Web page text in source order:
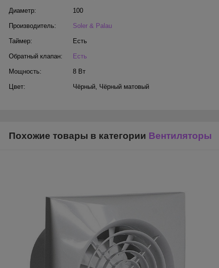
Диаметр: 100
Производитель: Soler & Palau
Таймер: Есть
Обратный клапан: Есть
Мощность: 8 Вт
Цвет: Чёрный, Чёрный матовый
Похожие товары в категории Вентиляторы